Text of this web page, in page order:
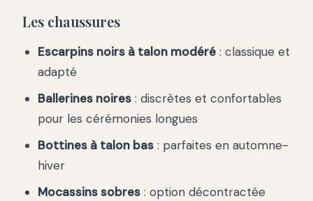
Les chaussures
Escarpins noirs à talon modéré : classique et
adapté
Ballerines noires : discrètes et confortables
pour les cérémonies longues
Bottines à talon bas : parfaites en automne-
hiver
Mocassins sobres : option décontractée